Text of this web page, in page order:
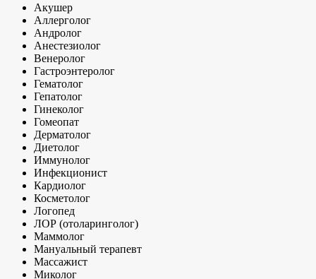
Акушер
Аллерголог
Андролог
Анестезиолог
Венеролог
Гастроэнтеролог
Гематолог
Гепатолог
Гинеколог
Гомеопат
Дерматолог
Диетолог
Иммунолог
Инфекционист
Кардиолог
Косметолог
Логопед
ЛОР (отоларинголог)
Маммолог
Мануальный терапевт
Массажист
Миколог